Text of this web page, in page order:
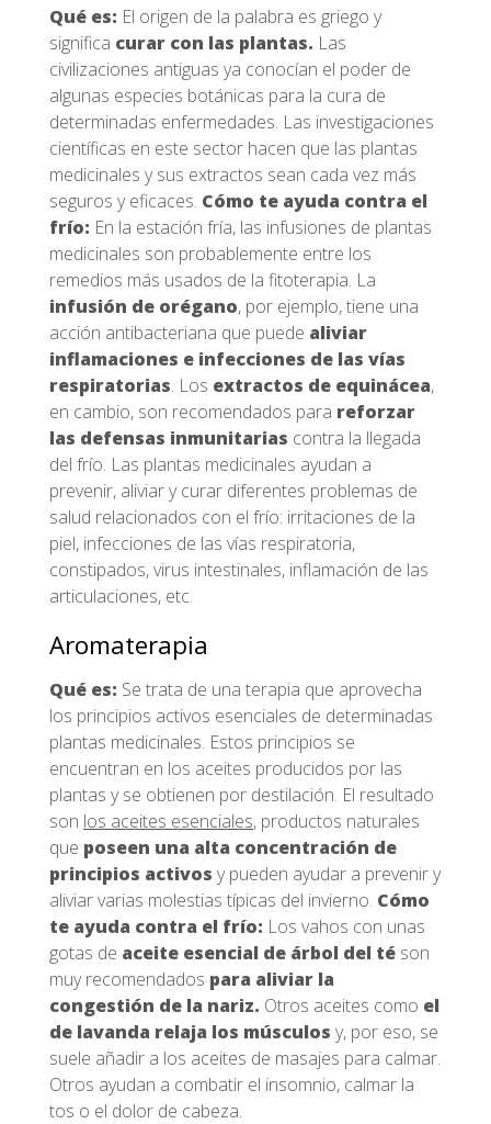
Qué es: El origen de la palabra es griego y
significa curar con las plantas. Las
civilizaciones antiguas ya conocían el poder de
algunas especies botánicas para la cura de
determinadas enfermedades. Las investigaciones
científicas en este sector hacen que las plantas
medicinales y sus extractos sean cada vez más
seguros y eficaces. Cómo te ayuda contra el
frío: En la estación fría, las infusiones de plantas
medicinales son probablemente entre los
remedios más usados de la fitoterapia. La
infusión de orégano, por ejemplo, tiene una
acción antibacteriana que puede aliviar
inflamaciones e infecciones de las vías
respiratorias. Los extractos de equinácea,
en cambio, son recomendados para reforzar
las defensas inmunitarias contra la llegada
del frío. Las plantas medicinales ayudan a
prevenir, aliviar y curar diferentes problemas de
salud relacionados con el frío: irritaciones de la
piel, infecciones de las vías respiratoria,
constipados, virus intestinales, inflamación de las
articulaciones, etc.
Aromaterapia
Qué es: Se trata de una terapia que aprovecha
los principios activos esenciales de determinadas
plantas medicinales. Estos principios se
encuentran en los aceites producidos por las
plantas y se obtienen por destilación. El resultado
son los aceites esenciales, productos naturales
que poseen una alta concentración de
principios activos y pueden ayudar a prevenir y
aliviar varias molestias típicas del invierno. Cómo
te ayuda contra el frío: Los vahos con unas
gotas de aceite esencial de árbol del té son
muy recomendados para aliviar la
congestión de la nariz. Otros aceites como el
de lavanda relaja los músculos y, por eso, se
suele añadir a los aceites de masajes para calmar.
Otros ayudan a combatir el insomnio, calmar la
tos o el dolor de cabeza.